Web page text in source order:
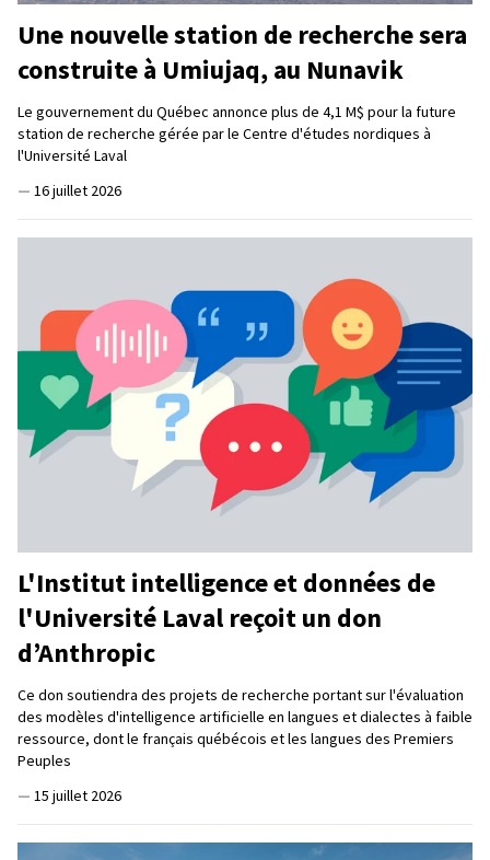
Une nouvelle station de recherche sera
construite à Umiujaq, au Nunavik
Le gouvernement du Québec annonce plus de 4,1 M$ pour la future
station de recherche gérée par le Centre d'études nordiques à
l'Université Laval
— 16 juillet 2026
L'Institut intelligence et données de
l'Université Laval reçoit un don
d’Anthropic
Ce don soutiendra des projets de recherche portant sur l'évaluation
des modèles d'intelligence artificielle en langues et dialectes à faible
ressource, dont le français québécois et les langues des Premiers
Peuples
— 15 juillet 2026